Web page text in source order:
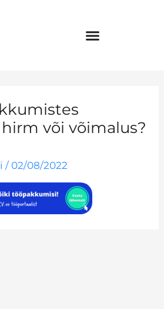
või võimalus?
/ 02/08/2022